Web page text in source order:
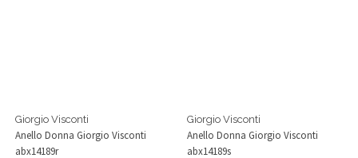
Giorgio Visconti
Anello Donna Giorgio Visconti
abx14189r
Giorgio Visconti
Anello Donna Giorgio Visconti
abx14189s